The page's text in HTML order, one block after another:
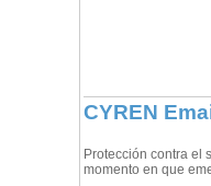
CYREN
Protección contra el
momento en que